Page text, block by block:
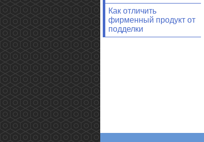
Как отличить
фирменный продукт от
подделки